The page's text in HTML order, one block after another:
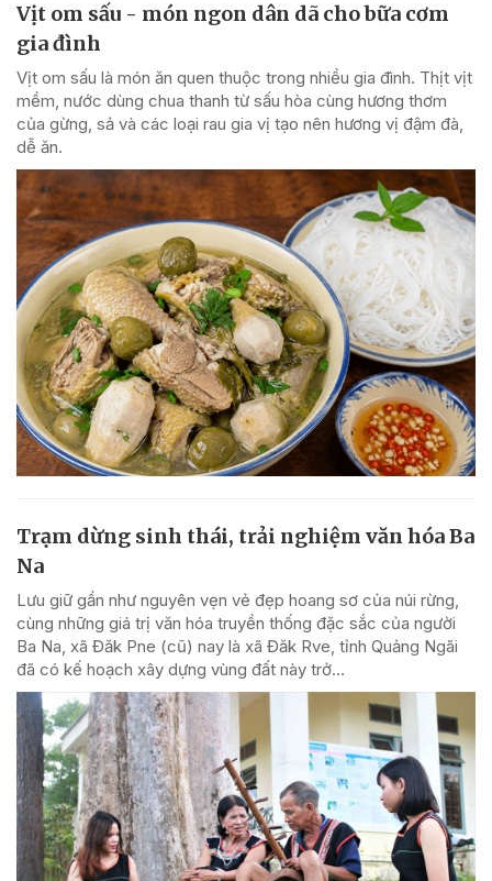
Vịt om sấu - món ngon dân dã cho bữa cơm
gia đình
Vịt om sấu là món ăn quen thuộc trong nhiều gia đình. Thịt vịt
mềm, nước dùng chua thanh từ sấu hòa cùng hương thơm
của gừng, sả và các loại rau gia vị tạo nên hương vị đậm đà,
dễ ăn.
Trạm dừng sinh thái, trải nghiệm văn hóa Ba
Na
Lưu giữ gần như nguyên vẹn vẻ đẹp hoang sơ của núi rừng,
cùng những giá trị văn hóa truyền thống đặc sắc của người
Ba Na, xã Đăk Pne (cũ) nay là xã Đăk Rve, tỉnh Quảng Ngãi
đã có kế hoạch xây dựng vùng đất này trở...